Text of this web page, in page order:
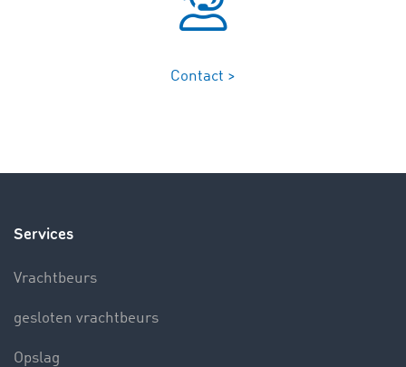
Contact >
Services
Vrachtbeurs
gesloten vrachtbeurs
Opslag